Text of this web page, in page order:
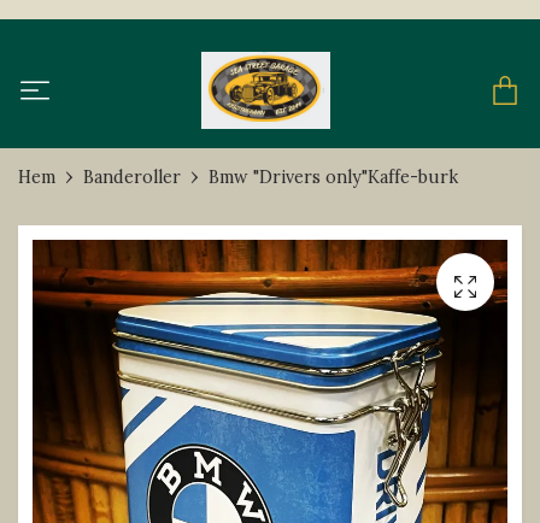
Hem Banderoller Bmw "Drivers only"Kaffe-burk